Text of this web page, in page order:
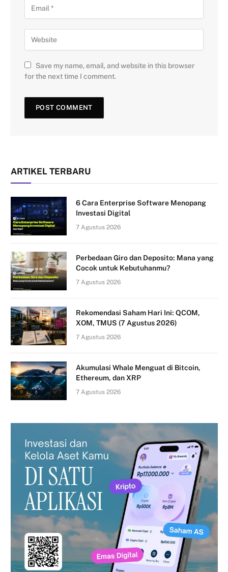
Save my name, email, and website in this browser
for the next time I comment.
ARTIKEL TERBARU
6 Cara Enterprise Software Menopang
Investasi Digital
7 Agustus 2026
Perbedaan Giro dan Deposito: Mana yang
Cocok untuk Kebutuhanmu?
7 Agustus 2026
Rekomendasi Saham Hari Ini: QCOM,
XOM, TMUS (7 Agustus 2026)
7 Agustus 2026
Akumulasi Whale Menguat di Bitcoin,
Ethereum, dan XRP
7 Agustus 2026